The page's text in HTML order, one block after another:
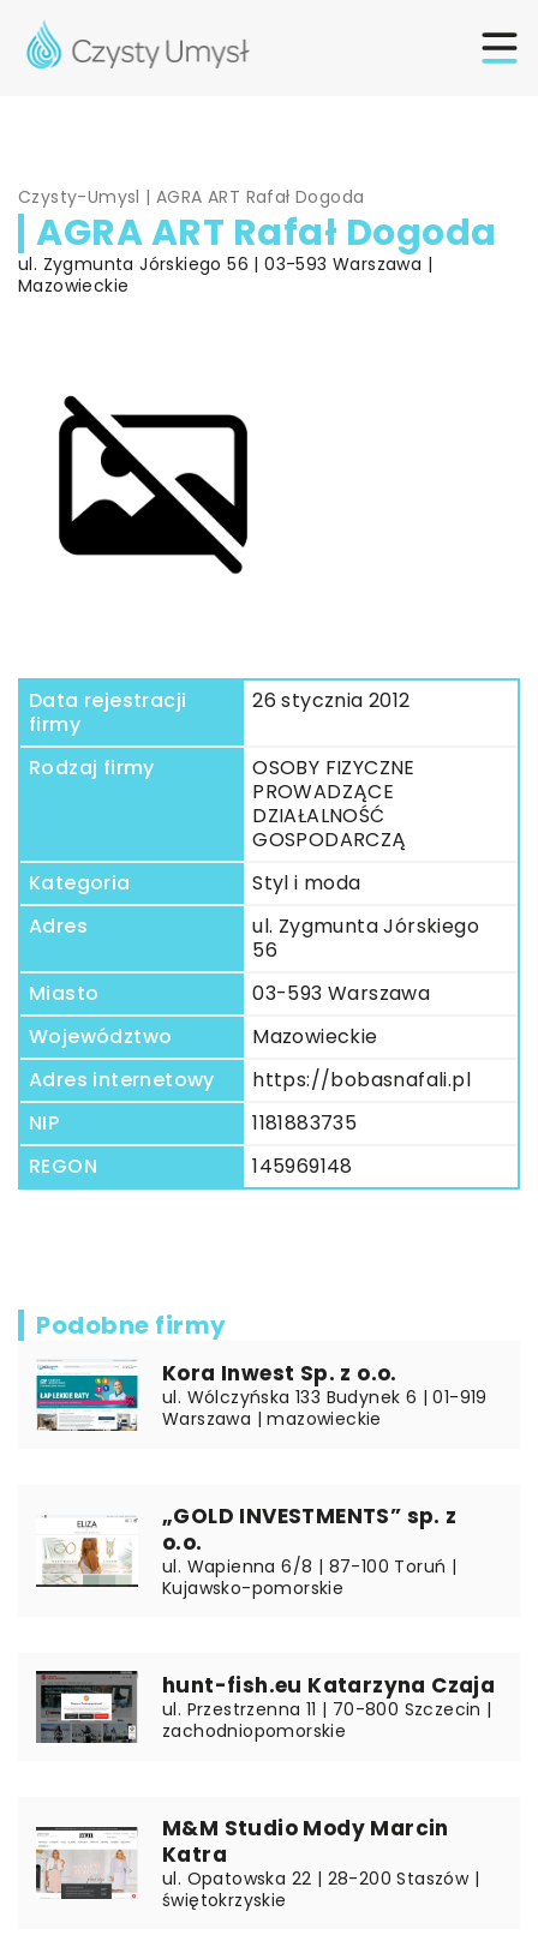
Czysty-Umysl |AGRA ART Rafał Dogoda
AGRA ART Rafał Dogoda
ul. Zygmunta Jórskiego 56 | 03-593 Warszawa |
Mazowieckie
Data rejestracji
firmy
26 stycznia 2012
Rodzaj firmy
OSOBY FIZYCZNE
PROWADZĄCE
DZIAŁALNOŚĆ
GOSPODARCZĄ
Kategoria
Styl i moda
Adres
ul. Zygmunta Jórskiego
56
Miasto
03-593 Warszawa
Województwo
Mazowieckie
Adres internetowy
https://bobasnafali.pl
NIP
1181883735
REGON
145969148
Podobne firmy
Kora Inwest Sp. z o.o.
ul. Wólczyńska 133 Budynek 6 | 01-919
Warszawa | mazowieckie
„GOLD INVESTMENTS” sp. z
o.o.
ul. Wapienna 6/8 | 87-100 Toruń |
Kujawsko-pomorskie
hunt-fish.eu Katarzyna Czaja
ul. Przestrzenna 11 | 70-800 Szczecin |
zachodniopomorskie
M&M Studio Mody Marcin
Katra
ul. Opatowska 22 | 28-200 Staszów |
świętokrzyskie